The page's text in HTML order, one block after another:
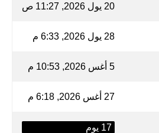
20 يول 2026, 11:27 ص
28 يول 2026, 6:33 م
5 أغس 2026, 10:53 م
27 أغس 2026, 6:18 م
17 يوم